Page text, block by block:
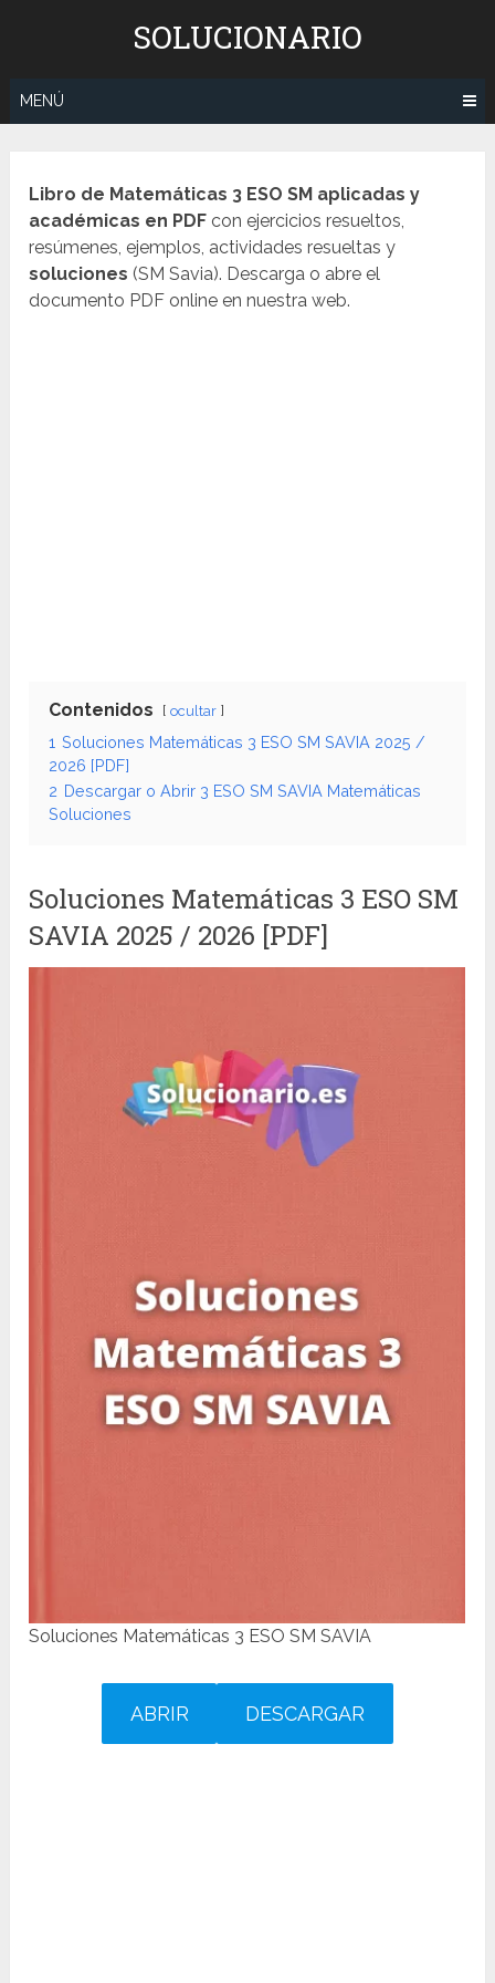
SOLUCIONARIO
MENÚ
Libro de Matemáticas 3 ESO SM aplicadas y
académicas en PDF con ejercicios resueltos,
resúmenes, ejemplos, actividades resueltas y
soluciones (SM Savia). Descarga o abre el
documento PDF online en nuestra web.
Contenidos ocultar
1 Soluciones Matemáticas 3 ESO SM SAVIA 2025 /
2026 [PDF]
2 Descargar o Abrir 3 ESO SM SAVIA Matemáticas
Soluciones
Soluciones Matemáticas 3 ESO SM
SAVIA 2025 / 2026 [PDF]
Soluciones Matemáticas 3 ESO SM SAVIA
ABRIR DESCARGAR